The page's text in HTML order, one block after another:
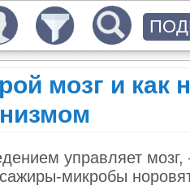
мозг и как
управляет
микробы